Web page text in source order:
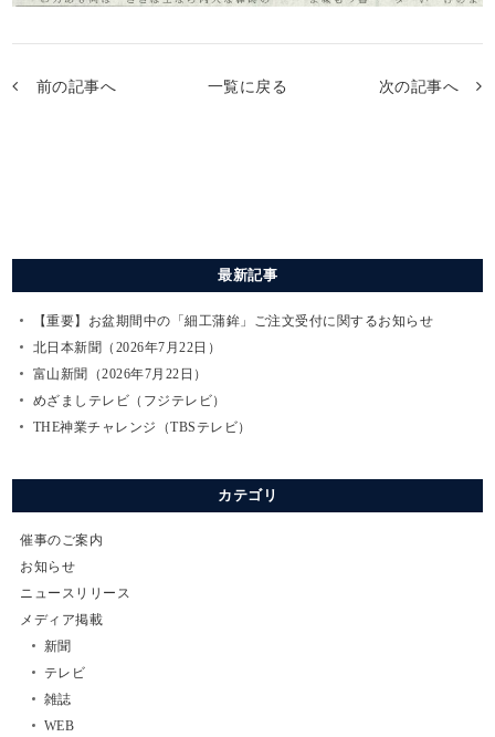
前の記事へ 一覧に戻る 次の記事へ
最新記事
【重要】お盆期間中の「細工蒲鉾」ご注文受付に関するお知らせ
北日本新聞（2026年7月22日）
富山新聞（2026年7月22日）
めざましテレビ（フジテレビ）
THE神業チャレンジ（TBSテレビ）
カテゴリ
催事のご案内
お知らせ
ニュースリリース
メディア掲載
新聞
テレビ
雑誌
WEB